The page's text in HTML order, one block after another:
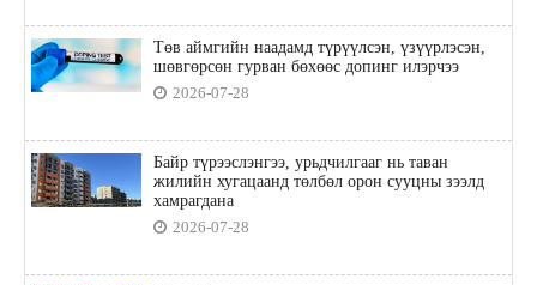
Төв аймгийн наадамд түрүүлсэн, үзүүрлэсэн,
шөвгөрсөн гурван бөхөөс допинг илэрчээ
2026-07-28
Байр түрээслэнгээ, урьдчилгааг нь таван
жилийн хугацаанд төлбөл орон сууцны зээлд
хамрагдана
2026-07-28